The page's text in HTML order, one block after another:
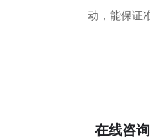
动，能保证
在线咨询